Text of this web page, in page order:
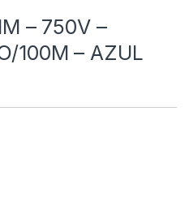
– 750V –
100M – AZUL